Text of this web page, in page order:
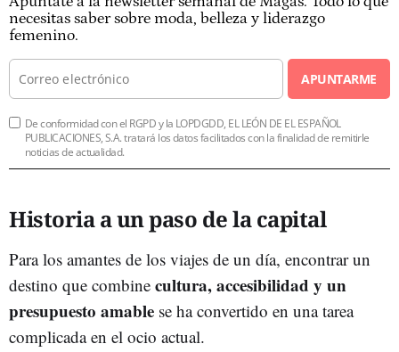
necesitas saber sobre moda, belleza y liderazgo
femenino.
APUNTARME
De conformidad con el RGPD y la LOPDGDD, EL LEÓN DE EL ESPAÑOL
PUBLICACIONES, S.A. tratará los datos facilitados con la finalidad de remitirle
noticias de actualidad.
Historia a un paso de la capital
Para los amantes de los viajes de un día, encontrar un
destino que combine cultura, accesibilidad y un
presupuesto amable se ha convertido en una tarea
complicada en el ocio actual.